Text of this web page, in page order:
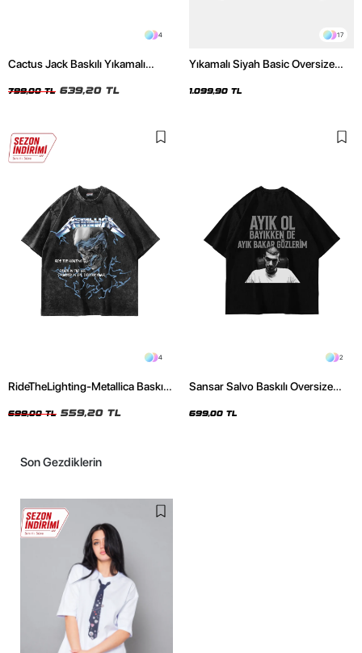
4
Cactus Jack Baskılı Yıkamalı
799,00 TL 639,20 TL
17
Yıkamalı Siyah Basic Oversize
1.099,90 TL
4
RideTheLighting-Metallica Baskılı
Tshirt
699,00 TL 559,20 TL
2
Sansar Salvo Baskılı Oversize
699,00 TL
Son Gezdiklerin